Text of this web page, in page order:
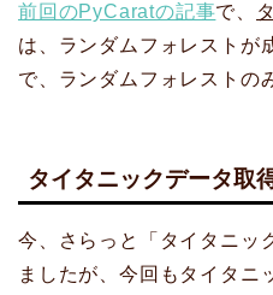
前回のPyCaratの記事で、
は、ランダムフォレストが
で、ランダムフォレストの
タイタニックデータ取
今、さらっと「タイタニッ
ましたが、今回もタイタニ